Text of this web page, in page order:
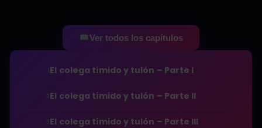
Ver todos los capítulos
El colega tímido y tulón – Parte I
El colega tímido y tulón – Parte II
El colega tímido y tulón – Parte III